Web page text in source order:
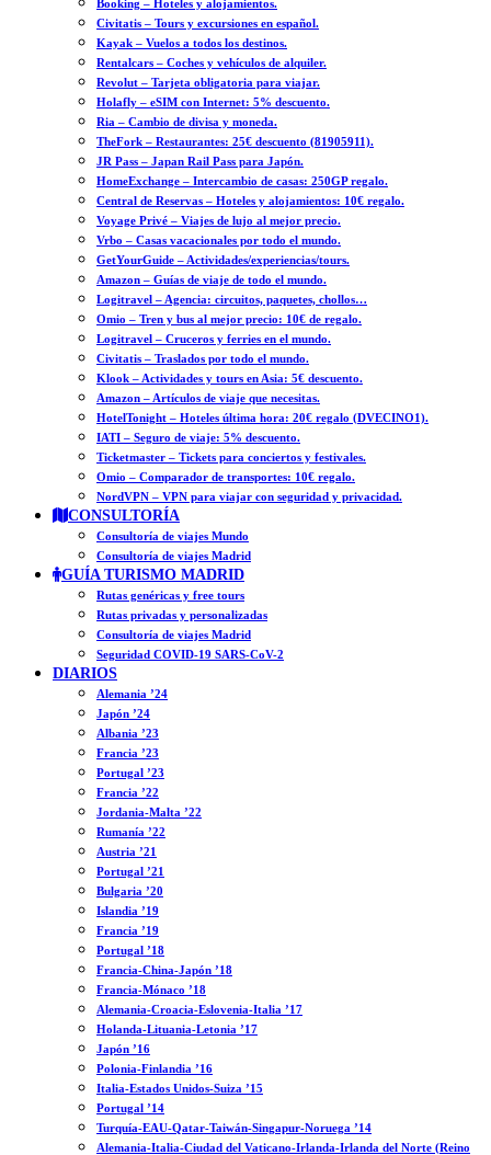
Booking – Hoteles y alojamientos.
Civitatis – Tours y excursiones en español.
Kayak – Vuelos a todos los destinos.
Rentalcars – Coches y vehículos de alquiler.
Revolut – Tarjeta obligatoria para viajar.
Holafly – eSIM con Internet: 5% descuento.
Ria – Cambio de divisa y moneda.
TheFork – Restaurantes: 25€ descuento (81905911).
JR Pass – Japan Rail Pass para Japón.
HomeExchange – Intercambio de casas: 250GP regalo.
Central de Reservas – Hoteles y alojamientos: 10€ regalo.
Voyage Privé – Viajes de lujo al mejor precio.
Vrbo – Casas vacacionales por todo el mundo.
GetYourGuide – Actividades/experiencias/tours.
Amazon – Guías de viaje de todo el mundo.
Logitravel – Agencia: circuitos, paquetes, chollos…
Omio – Tren y bus al mejor precio: 10€ de regalo.
Logitravel – Cruceros y ferries en el mundo.
Civitatis – Traslados por todo el mundo.
Klook – Actividades y tours en Asia: 5€ descuento.
Amazon – Artículos de viaje que necesitas.
HotelTonight – Hoteles última hora: 20€ regalo (DVECINO1).
IATI – Seguro de viaje: 5% descuento.
Ticketmaster – Tickets para conciertos y festivales.
Omio – Comparador de transportes: 10€ regalo.
NordVPN – VPN para viajar con seguridad y privacidad.
CONSULTORÍA
Consultoría de viajes Mundo
Consultoría de viajes Madrid
GUÍA TURISMO MADRID
Rutas genéricas y free tours
Rutas privadas y personalizadas
Consultoría de viajes Madrid
Seguridad COVID-19 SARS-CoV-2
DIARIOS
Alemania ’24
Japón ’24
Albania ’23
Francia ’23
Portugal ’23
Francia ’22
Jordania-Malta ’22
Rumanía ’22
Austria ’21
Portugal ’21
Bulgaria ’20
Islandia ’19
Francia ’19
Portugal ’18
Francia-China-Japón ’18
Francia-Mónaco ’18
Alemania-Croacia-Eslovenia-Italia ’17
Holanda-Lituania-Letonia ’17
Japón ’16
Polonia-Finlandia ’16
Italia-Estados Unidos-Suiza ’15
Portugal ’14
Turquía-EAU-Qatar-Taiwán-Singapur-Noruega ’14
Alemania-Italia-Ciudad del Vaticano-Irlanda-Irlanda del Norte (Reino